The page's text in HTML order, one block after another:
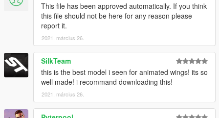
This file has been approved automatically. If you think
this file should not be here for any reason please
report it.
2021. március 26.
SilkTeam
this is the best model i seen for animated wings! its so
well made! i recommand downloading this!
2021. március 26.